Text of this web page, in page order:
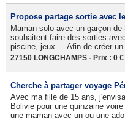
Propose partage sortie avec
Maman solo avec un garçon
souhaitent faire des sorties
piscine, jeux ... Afin de créer un
27150 LONGCHAMPS - Prix : 0
Cherche à partager voyage
Avec ma fille de 15 ans,
Bolivie pour une quinzaine
une maman avec un ou une